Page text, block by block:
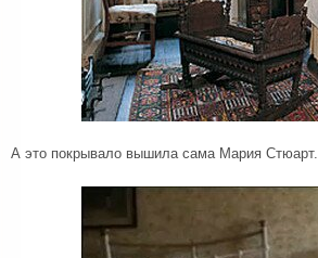
А это покрывало вышила сама Мария Стюарт.